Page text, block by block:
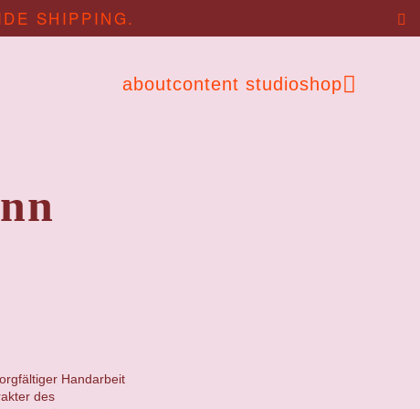
SHIPPING.
aboutcontent studioshop
Handarbeit
des